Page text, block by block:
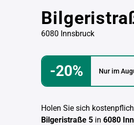
6080 Innsbruck
-20% Nur im
Holen Sie sich
Bilgeristraße 5 in 6080